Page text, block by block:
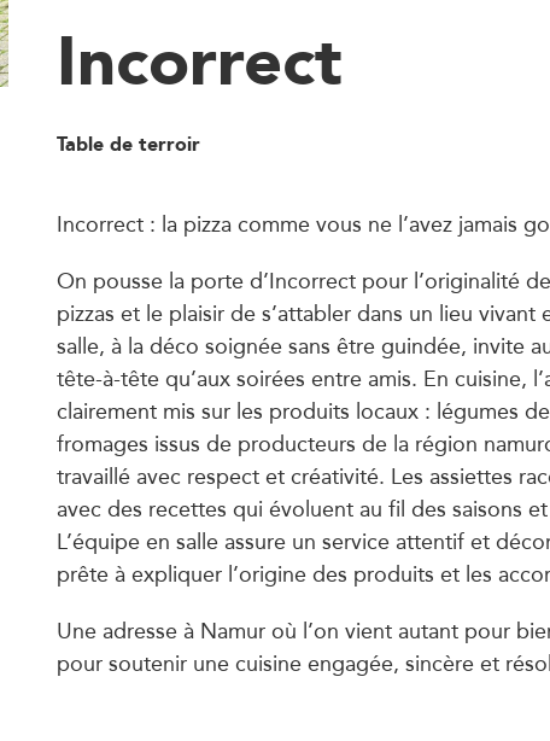
Incorrect
Table de terroir
Incorrect : la pizza comme vous ne l’avez jamais
On pousse la porte d’Incorrect pour l’originalité
pizzas et le plaisir de s’attabler dans un lieu vivant
salle, à la déco soignée sans être guindée, invite
tête-à-tête qu’aux soirées entre amis. En cuisine,
clairement mis sur les produits locaux : légumes
fromages issus de producteurs de la région
travaillé avec respect et créativité. Les assiettes
avec des recettes qui évoluent au fil des saisons
L’équipe en salle assure un service attentif et
prête à expliquer l’origine des produits et les
Une adresse à Namur où l’on vient autant pour
pour soutenir une cuisine engagée, sincère et